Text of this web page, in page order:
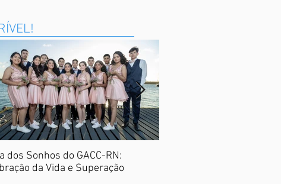
dos Sonhos do GACC-RN:
da Vida e Superação